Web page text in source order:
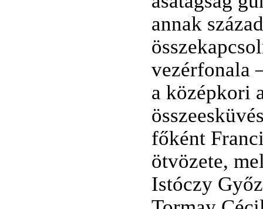
annak
vezérfonala
a középkori
főként
ötvözete,
Istóczy